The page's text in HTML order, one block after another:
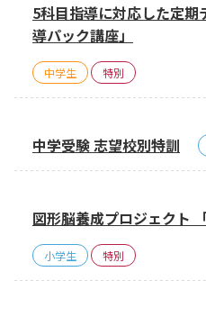
5科目指導に対応した定
導パック講座」
中学生 特別
中学受験 志望校別特訓
図形脳養成プロジェクト
小学生 特別